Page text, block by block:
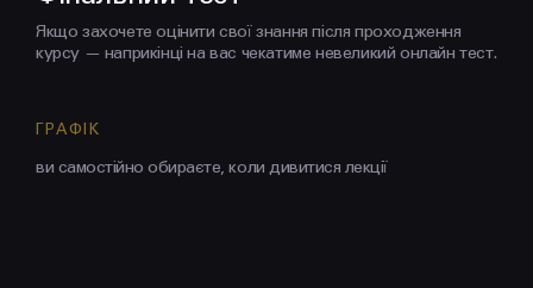
Якщо захочете оцінити свої знання після проходження
курсу — наприкінці на вас чекатиме невеликий онлайн тест.
ГРАФІК
ви самостійно обираєте, коли дивитися лекції